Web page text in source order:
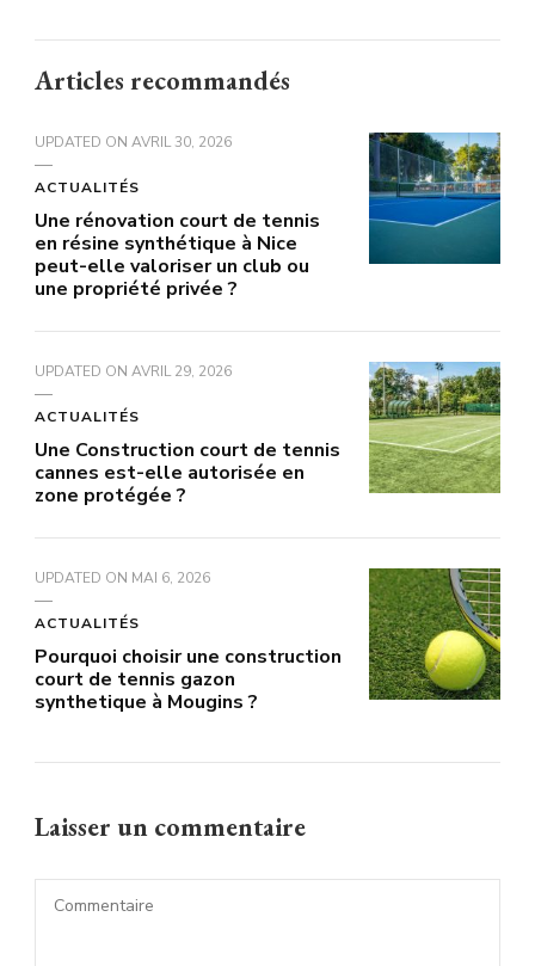
Articles recommandés
UPDATED ON AVRIL 30, 2026
ACTUALITÉS
Une rénovation court de tennis
en résine synthétique à Nice
peut-elle valoriser un club ou
une propriété privée ?
UPDATED ON AVRIL 29, 2026
ACTUALITÉS
Une Construction court de tennis
cannes est-elle autorisée en
zone protégée ?
UPDATED ON MAI 6, 2026
ACTUALITÉS
Pourquoi choisir une construction
court de tennis gazon
synthetique à Mougins ?
Laisser un commentaire